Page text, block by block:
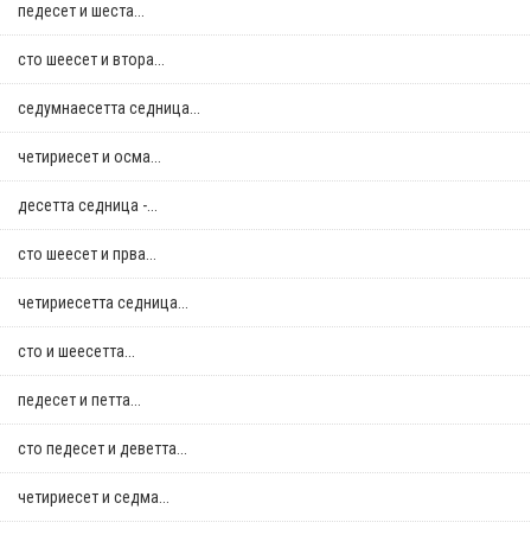
педесет и шеста...
сто шеесет и втора...
седумнаесетта седница...
четириесет и осма...
десетта седница -...
сто шеесет и прва...
четириесетта седница...
сто и шеесетта...
педесет и петта...
сто педесет и деветта...
четириесет и седма...